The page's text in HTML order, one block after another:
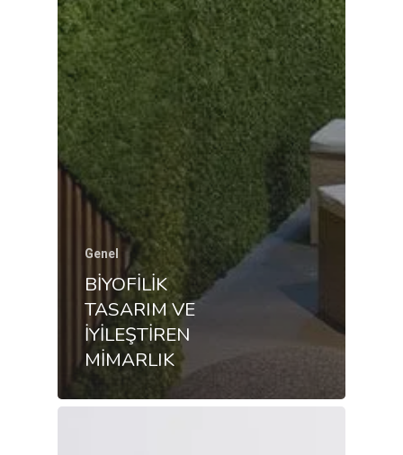
Genel
BİYOFİLİK
TASARIM VE
İYİLEŞTİREN
MİMARLIK